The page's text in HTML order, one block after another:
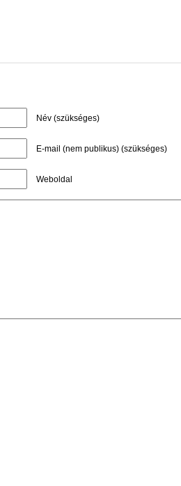
Név (szükséges)
E-mail (nem publikus) (szükséges)
Weboldal